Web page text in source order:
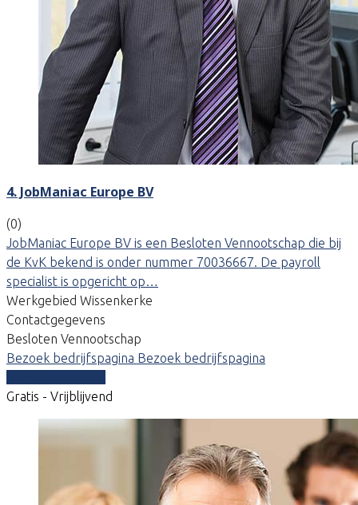
4. JobManiac Europe BV
(0)
JobManiac Europe BV is een Besloten Vennootschap die bij
de KvK bekend is onder nummer 70036667. De payroll
specialist is opgericht op…
Werkgebied Wissenkerke
Contactgegevens
Besloten Vennootschap
Bezoek bedrijfspagina Bezoek bedrijfspagina
Gratis - Vrijblijvend